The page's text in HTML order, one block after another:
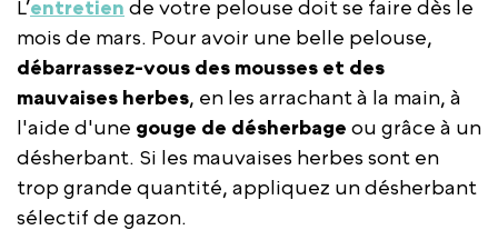
L’entretien de votre pelouse doit se faire dès le
mois de mars. Pour avoir une belle pelouse,
débarrassez-vous des mousses et des
mauvaises herbes, en les arrachant à la main, à
l'aide d'une gouge de désherbage ou grâce à un
désherbant. Si les mauvaises herbes sont en
trop grande quantité, appliquez un désherbant
sélectif de gazon.